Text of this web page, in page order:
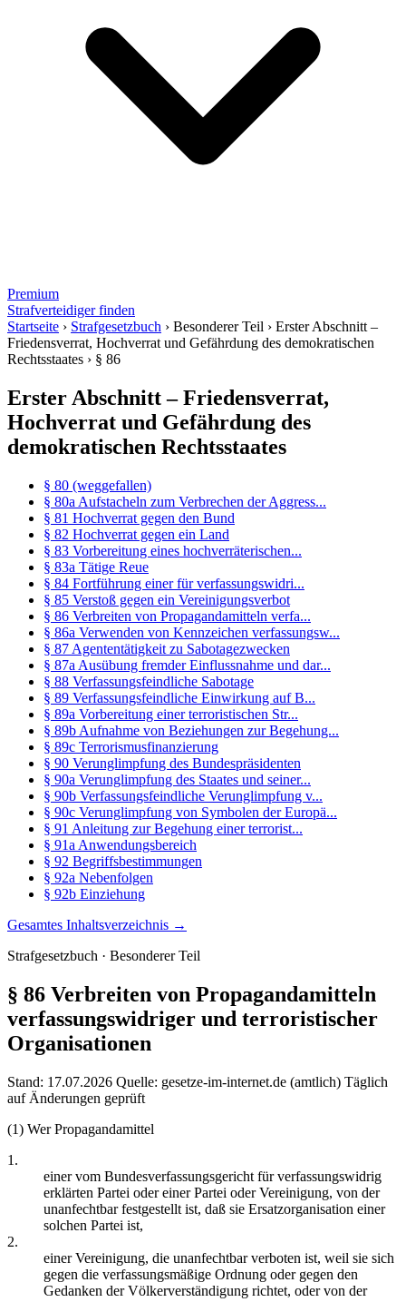
Premium
Strafverteidiger finden
Startseite › Strafgesetzbuch › Besonderer Teil › Erster Abschnitt –
Friedensverrat, Hochverrat und Gefährdung des demokratischen
Rechtsstaates › § 86
Erster Abschnitt – Friedensverrat,
Hochverrat und Gefährdung des
demokratischen Rechtsstaates
§ 80 (weggefallen)
§ 80a Aufstacheln zum Verbrechen der Aggress...
§ 81 Hochverrat gegen den Bund
§ 82 Hochverrat gegen ein Land
§ 83 Vorbereitung eines hochverräterischen...
§ 83a Tätige Reue
§ 84 Fortführung einer für verfassungswidri...
§ 85 Verstoß gegen ein Vereinigungsverbot
§ 86 Verbreiten von Propagandamitteln verfa...
§ 86a Verwenden von Kennzeichen verfassungsw...
§ 87 Agententätigkeit zu Sabotagezwecken
§ 87a Ausübung fremder Einflussnahme und dar...
§ 88 Verfassungsfeindliche Sabotage
§ 89 Verfassungsfeindliche Einwirkung auf B...
§ 89a Vorbereitung einer terroristischen Str...
§ 89b Aufnahme von Beziehungen zur Begehung...
§ 89c Terrorismusfinanzierung
§ 90 Verunglimpfung des Bundespräsidenten
§ 90a Verunglimpfung des Staates und seiner...
§ 90b Verfassungsfeindliche Verunglimpfung v...
§ 90c Verunglimpfung von Symbolen der Europä...
§ 91 Anleitung zur Begehung einer terrorist...
§ 91a Anwendungsbereich
§ 92 Begriffsbestimmungen
§ 92a Nebenfolgen
§ 92b Einziehung
Gesamtes Inhaltsverzeichnis →
Strafgesetzbuch · Besonderer Teil
§ 86 Verbreiten von Propagandamitteln
verfassungswidriger und terroristischer
Organisationen
Stand: 17.07.2026 Quelle: gesetze-im-internet.de (amtlich) Täglich
auf Änderungen geprüft
(1) Wer Propagandamittel
1.
einer vom Bundesverfassungsgericht für verfassungswidrig
erklärten Partei oder einer Partei oder Vereinigung, von der
unanfechtbar festgestellt ist, daß sie Ersatzorganisation einer
solchen Partei ist,
2.
einer Vereinigung, die unanfechtbar verboten ist, weil sie sich
gegen die verfassungsmäßige Ordnung oder gegen den
Gedanken der Völkerverständigung richtet, oder von der